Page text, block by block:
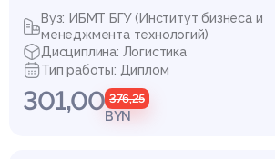
Вуз: ИБМТ БГУ (Институт бизнеса и
менеджмента технологий)
Дисциплина: Логистика
Тип работы: Диплом
301,00 376,25
BYN